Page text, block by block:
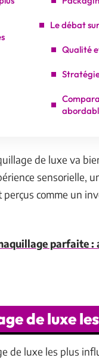
Le débat
Qualité
de luxe va
sensorielle,
comme un
parfaite :
de luxe
de luxe les plus